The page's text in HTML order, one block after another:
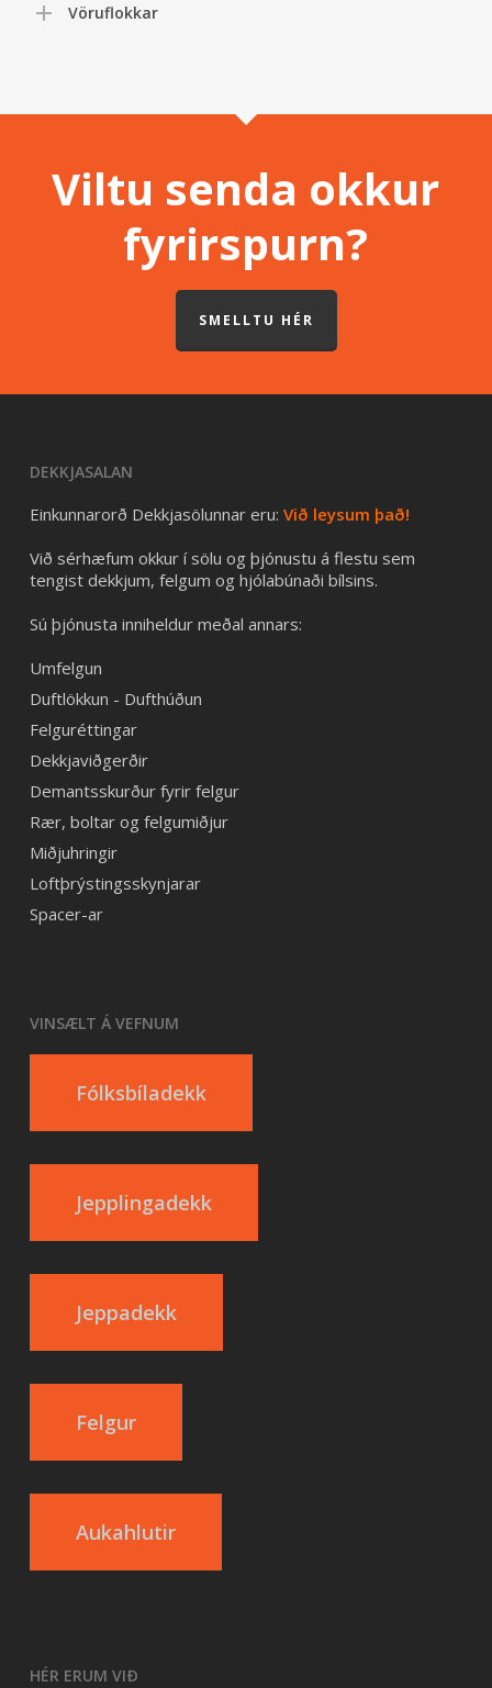
Vöruflokkar
Viltu senda okkur
fyrirspurn?
SMELLTU HÉR
DEKKJASALAN
Einkunnarorð Dekkjasölunnar eru: Við leysum það!
Við sérhæfum okkur í sölu og þjónustu á flestu sem
tengist dekkjum, felgum og hjólabúnaði bílsins.
Sú þjónusta inniheldur meðal annars:
Umfelgun
Duftlökkun - Dufthúðun
Felguréttingar
Dekkjaviðgerðir
Demantsskurður fyrir felgur
Rær, boltar og felgumiðjur
Miðjuhringir
Loftþrýstingsskynjarar
Spacer-ar
VINSÆLT Á VEFNUM
Fólksbíladekk
Jepplingadekk
Jeppadekk
Felgur
Aukahlutir
HÉR ERUM VIÐ